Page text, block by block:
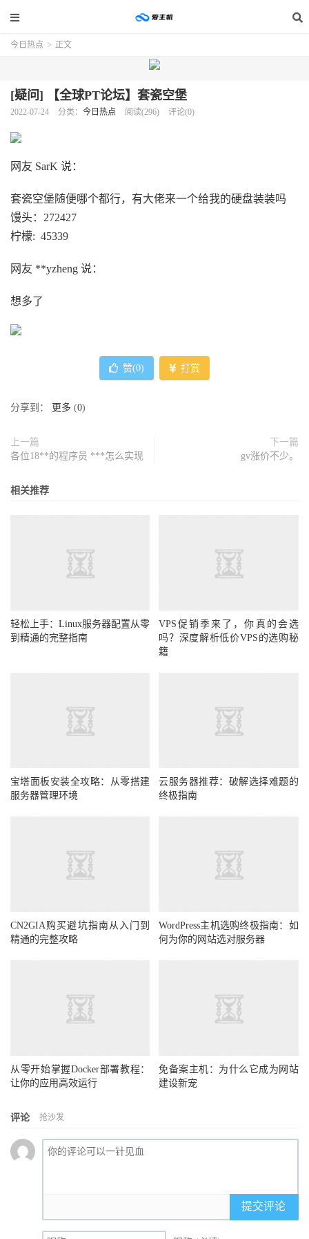
今日热点 > 正文
[疑问] 【全球PT论坛】套瓷空堡
2022-07-24 分类： 今日热点 阅读(296) 评论(0)
网友 SarK 说：
套瓷空堡随便哪个都行，有大佬来一个给我的硬盘装装吗
馒头：272427
柠檬: 45339
网友 **yzheng 说：
想多了
赞(0) 打赏
分享到： 更多 (0)
上一篇
各位18**的程序员 ***怎么实现
下一篇
gv涨价不少。
相关推荐
轻松上手：Linux服务器配置从零
到精通的完整指南
VPS促销季来了，你真的会选
吗？深度解析低价VPS的选购秘
籍
宝塔面板安装全攻略：从零搭建
服务器管理环境
云服务器推荐：破解选择难题的
终极指南
CN2GIA购买避坑指南从入门到
精通的完整攻略
WordPress主机选购终极指南：如
何为你的网站选对服务器
从零开始掌握Docker部署教程：
让你的应用高效运行
免备案主机：为什么它成为网站
建设新宠
评论 抢沙发
提交评论